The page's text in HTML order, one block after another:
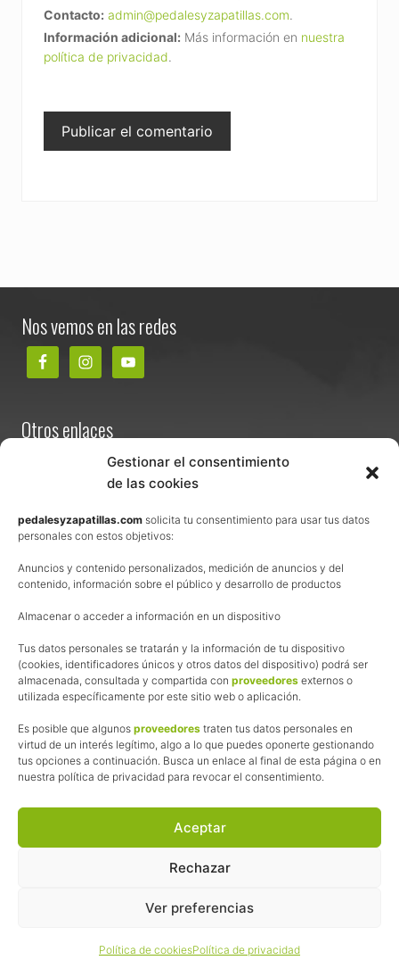
Gestionar el consentimiento
de las cookies
pedalesyzapatillas.com solicita tu consentimiento para usar tus datos
personales con estos objetivos:
Anuncios y contenido personalizados, medición de anuncios y del
contenido, información sobre el público y desarrollo de productos
Almacenar o acceder a información en un dispositivo
Tus datos personales se tratarán y la información de tu dispositivo
(cookies, identificadores únicos y otros datos del dispositivo) podrá ser
almacenada, consultada y compartida con proveedores externos o
utilizada específicamente por este sitio web o aplicación.
Es posible que algunos proveedores traten tus datos personales en
virtud de un interés legítimo, algo a lo que puedes oponerte gestionando
tus opciones a continuación. Busca un enlace al final de esta página o en
nuestra política de privacidad para revocar el consentimiento.
Aceptar
Rechazar
Ver preferencias
Política de cookiesPolítica de privacidad
Contacto: admin@pedalesyzapatillas.com.
Información adicional: Más información en nuestra
política de privacidad.
Nos vemos en las redes
Otros enlaces
Términos y condiciones de venta
Política de privacidad
Política de cookies
Afiliación
La web de Pedalesyzapatillas utiliza programas de afiliación.
¿Qué significa esto?
Cuando recomiendo algún producto, pongo enlaces a tiendas
online que utilizo y, por cada compra que realizas, me llevo
una comisión sin que a ti te cueste más dinero.
Esas comisiones me permiten seguir manteniendo esta web,
las inscripciones a muchas de las marchas para después
Siempre escribo sobre productos y tiendas que he probado